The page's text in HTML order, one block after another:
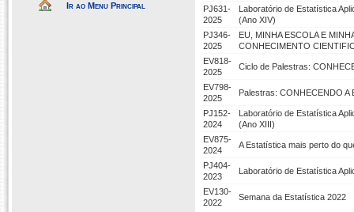
Ir ao Menu Principal
PJ631-
2025
Laboratório de Estatística
(Ano XIV)
PJ346-
2025
EU, MINHA ESCOLA E
CONHECIMENTO
EV818-
2025
Ciclo de Palestras:
EV798-
2025
Palestras: CONHECENDO A
PJ152-
2024
Laboratório de Estatística
(Ano XIII)
EV875-
2024
A Estatística mais perto do
PJ404-
2023
Laboratório de Estatística
EV130-
2022
Semana da Estatística 2022